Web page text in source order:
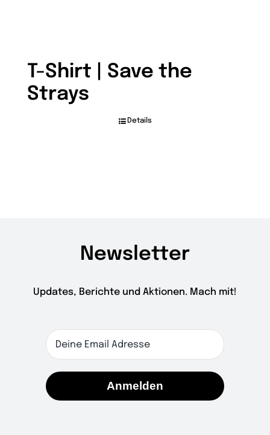
T-Shirt | Save the
Strays
Details
Newsletter
Updates, Berichte und Aktionen. Mach mit!
Anmelden